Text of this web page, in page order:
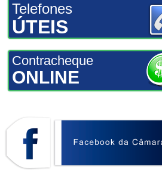
Telefones
ÚTEIS
Contracheque
ONLINE